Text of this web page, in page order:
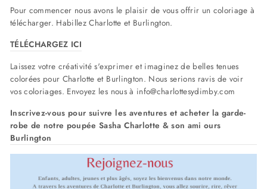
Pour commencer nous avons le plaisir de vous offrir un coloriage à
télécharger. Habillez Charlotte et Burlington.
TÉLÉCHARGEZ ICI
Laissez votre créativité s'exprimer et imaginez de belles tenues
colorées pour Charlotte et Burlington. Nous serions ravis de voir
vos coloriages. Envoyez les nous à info@charlottesydimby.com
Inscrivez-vous pour suivre les aventures et acheter la garde-
robe de notre poupée Sasha Charlotte & son ami ours
Burlington